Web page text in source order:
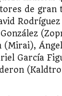
de gran
(Mirai),
García